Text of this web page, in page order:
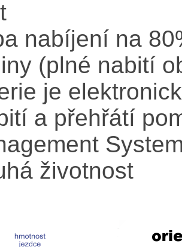
nabíjení na
(plné nabití
je
a přehřátí
životnost